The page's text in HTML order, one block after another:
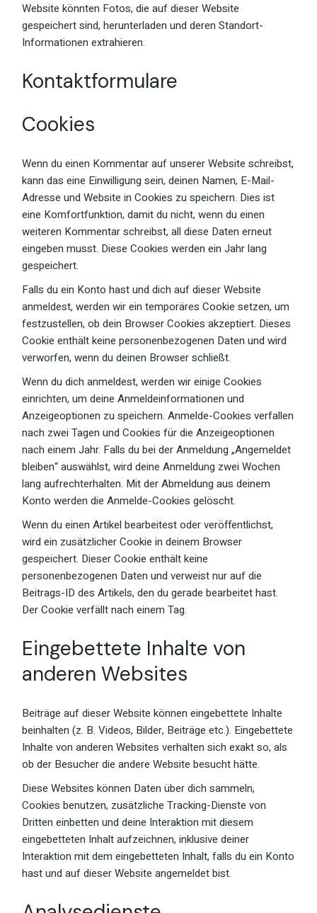
Website könnten Fotos, die auf dieser Website
gespeichert sind, herunterladen und deren Standort-
Informationen extrahieren.
Kontaktformulare
Cookies
Wenn du einen Kommentar auf unserer Website schreibst,
kann das eine Einwilligung sein, deinen Namen, E-Mail-
Adresse und Website in Cookies zu speichern. Dies ist
eine Komfortfunktion, damit du nicht, wenn du einen
weiteren Kommentar schreibst, all diese Daten erneut
eingeben musst. Diese Cookies werden ein Jahr lang
gespeichert.
Falls du ein Konto hast und dich auf dieser Website
anmeldest, werden wir ein temporäres Cookie setzen, um
festzustellen, ob dein Browser Cookies akzeptiert. Dieses
Cookie enthält keine personenbezogenen Daten und wird
verworfen, wenn du deinen Browser schließt.
Wenn du dich anmeldest, werden wir einige Cookies
einrichten, um deine Anmeldeinformationen und
Anzeigeoptionen zu speichern. Anmelde-Cookies verfallen
nach zwei Tagen und Cookies für die Anzeigeoptionen
nach einem Jahr. Falls du bei der Anmeldung „Angemeldet
bleiben“ auswählst, wird deine Anmeldung zwei Wochen
lang aufrechterhalten. Mit der Abmeldung aus deinem
Konto werden die Anmelde-Cookies gelöscht.
Wenn du einen Artikel bearbeitest oder veröffentlichst,
wird ein zusätzlicher Cookie in deinem Browser
gespeichert. Dieser Cookie enthält keine
personenbezogenen Daten und verweist nur auf die
Beitrags-ID des Artikels, den du gerade bearbeitet hast.
Der Cookie verfällt nach einem Tag.
Eingebettete Inhalte von
anderen Websites
Beiträge auf dieser Website können eingebettete Inhalte
beinhalten (z. B. Videos, Bilder, Beiträge etc.). Eingebettete
Inhalte von anderen Websites verhalten sich exakt so, als
ob der Besucher die andere Website besucht hätte.
Diese Websites können Daten über dich sammeln,
Cookies benutzen, zusätzliche Tracking-Dienste von
Dritten einbetten und deine Interaktion mit diesem
eingebetteten Inhalt aufzeichnen, inklusive deiner
Interaktion mit dem eingebetteten Inhalt, falls du ein Konto
hast und auf dieser Website angemeldet bist.